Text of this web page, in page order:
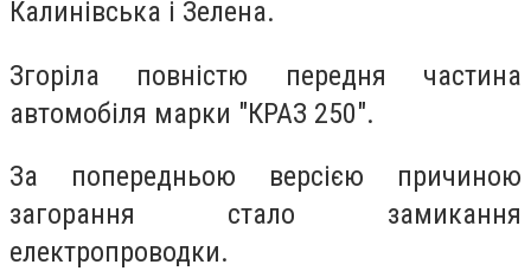
Калинівська і Зелена.
Згоріла повністю передня частина
автомобіля марки "КРАЗ 250".
За попередньою версією причиною
загорання стало замикання
електропроводки.